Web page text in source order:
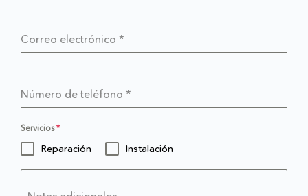
Correo electrónico *
Número de teléfono *
Servicios*
Reparación Instalación